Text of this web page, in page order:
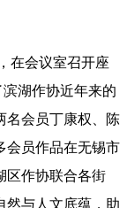
在会议室召开座
湖作协近年来的
名会员丁康权、陈
会员作品在无锡市
区作协联合各街
然与人文底蕴，助